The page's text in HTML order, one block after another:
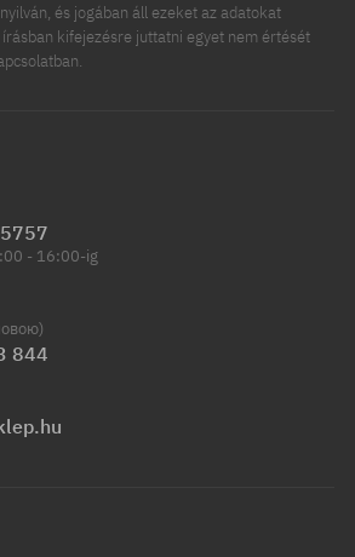
és jogában áll ezeket az adatokat
kifejezésre juttatni egyet nem értését
- 16:00-ig
844